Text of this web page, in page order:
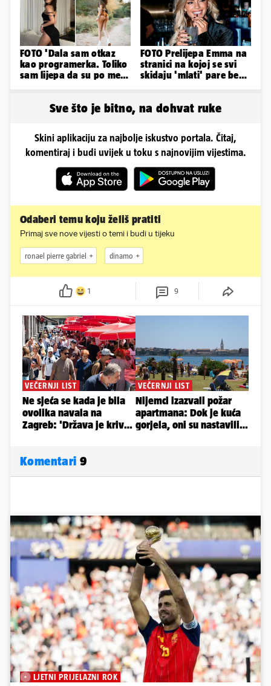
FOTO 'Dala sam otkaz
kao programerka. Toliko
sam lijepa da su po meni
FOTO Prelijepa Emma na
stranici na kojoj se svi
skidaju 'mlati' pare bez
Sve što je bitno, na dohvat ruke
Skini aplikaciju za najbolje iskustvo portala. Čitaj,
komentiraj i budi uvijek u toku s najnovijim vijestima.
Odaberi temu koju želiš pratiti
Primaj sve nove vijesti o temi i budi u tijeku
ronael pierre gabriel dinamo
1 9
Komentari 9
LJETNI PRIJELAZNI ROK